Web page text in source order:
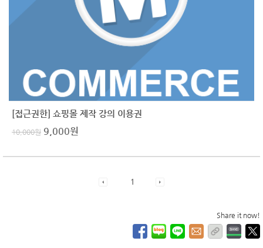
[접근권한] 쇼핑몰 제작 강의 이용권
10,000원 9,000원
1
Share it now!